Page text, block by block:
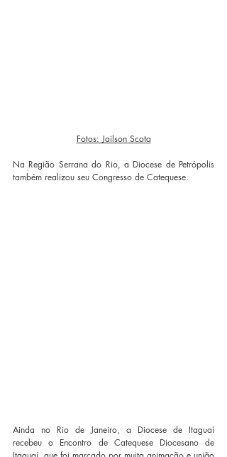
Fotos: Jailson Scota
Na Região Serrana do Rio, a Diocese de Petrópolis
também realizou seu Congresso de Catequese.
Ainda no Rio de Janeiro, a Diocese de Itaguaí
recebeu o Encontro de Catequese Diocesano de